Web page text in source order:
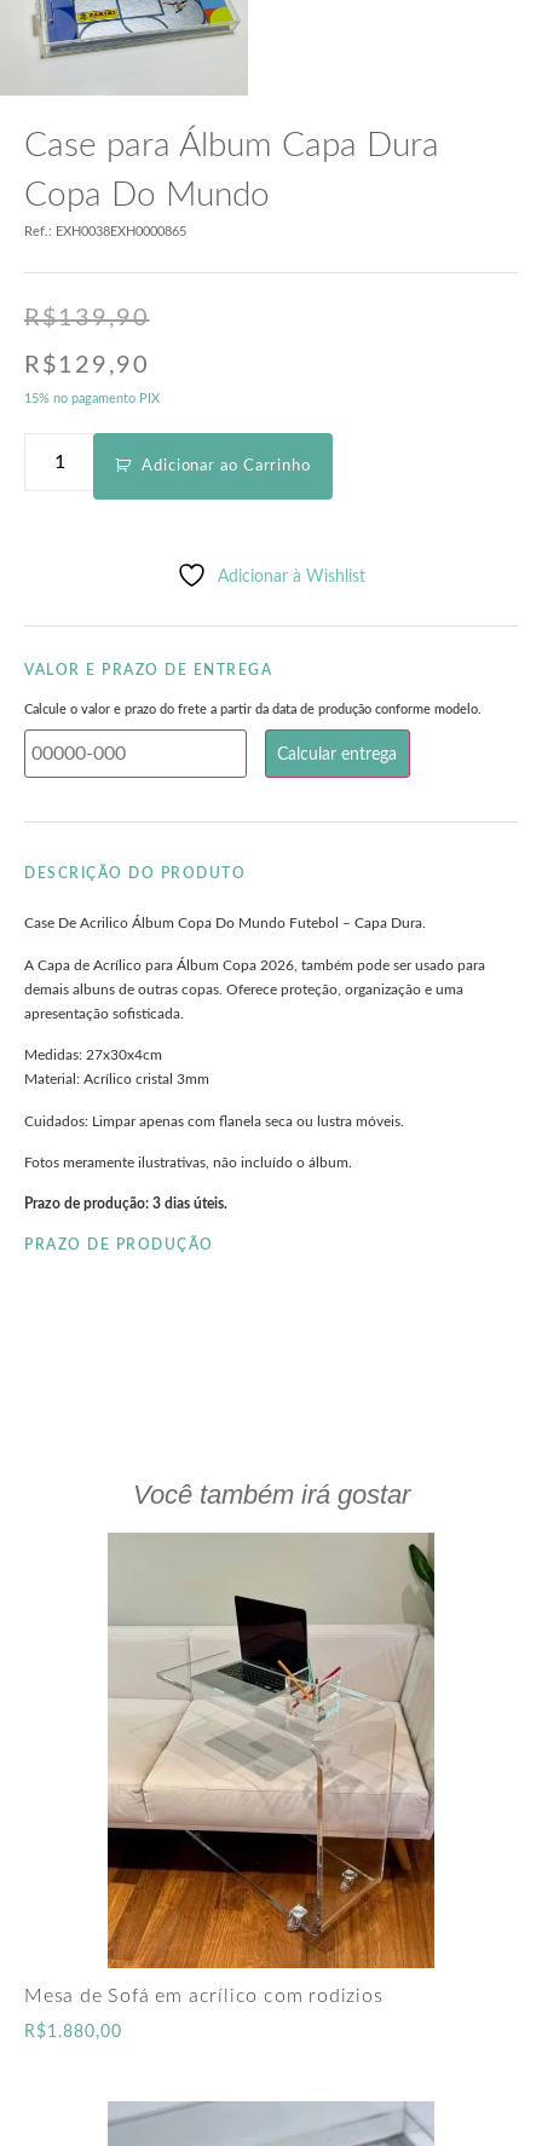
Case para Álbum Capa Dura
Copa Do Mundo
Ref.: EXH0038EXH0000865
R$139,90
R$ 129,90
15% no pagamento PIX
Adicionar ao Carrinho
Adicionar à Wishlist
VALOR E PRAZO DE ENTREGA
Calcule o valor e prazo do frete a partir da data de produção conforme modelo.
DESCRIÇÃO DO PRODUTO
Case De Acrilico Álbum Copa Do Mundo Futebol – Capa Dura.
A Capa de Acrílico para Álbum Copa 2026, também pode ser usado para
demais albuns de outras copas. Oferece proteção, organização e uma
apresentação sofisticada.
Medidas: 27x30x4cm
Material: Acrílico cristal 3mm
Cuidados: Limpar apenas com flanela seca ou lustra móveis.
Fotos meramente ilustrativas, não incluído o álbum.
Prazo de produção: 3 dias úteis.
PRAZO DE PRODUÇÃO
Você também irá gostar
Mesa de Sofá em acrílico com rodizios
R$1.880,00